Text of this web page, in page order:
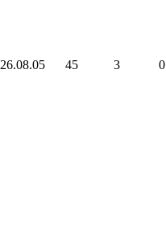
26.08.05 45 3 0